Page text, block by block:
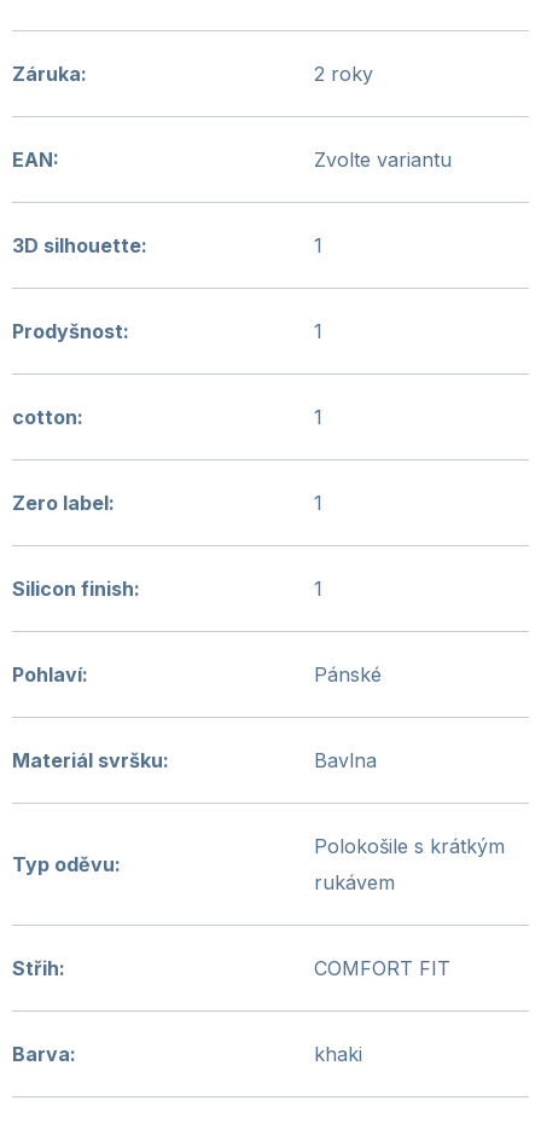
Záruka: 2 roky
EAN: Zvolte variantu
3D silhouette: 1
Prodyšnost: 1
cotton: 1
Zero label: 1
Silicon finish: 1
Pohlaví: Pánské
Materiál svršku: Bavlna
Typ oděvu:
Polokošile s krátkým
rukávem
Střih: COMFORT FIT
Barva: khaki